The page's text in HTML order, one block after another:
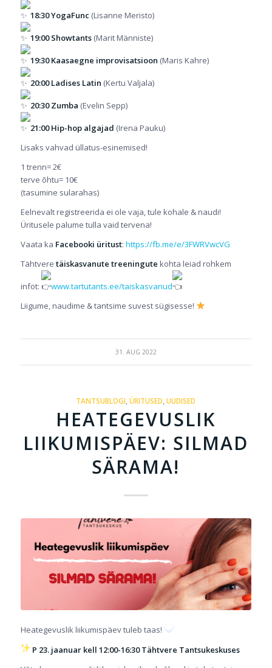
18:30 YogaFunc (Lisanne Meristo)
19:00 Showtants(Marit Männiste)
19:30 Kaasaegne improvisatsioon (Maris Kahre)
20:00 Ladises Latin (Kertu Valjala)
20:30 Zumba (Evelin Sepp)
21:00 Hip-hop algajad (Irena Pauku)
Lisaks vahvad üllatus-esinemised!
1 trenn= 2€
terve õhtu= 10€
(tasumine sularahas)
Eelnevalt registreerida ei ole vaja, tule kohale & naudi!
Üritusele palume tulla vaid tervena!
Vaata ka Facebooki üritust: https://fb.me/e/3FWRVwcVG
Tähtvere täiskasvanute treeningute kohta leiad rohkem
infot:
www.tartutants.ee/taiskasvanud
Liigume, naudime & tantsime suvest sügisesse!
31. AUG 2022
TANTSUBLOGI ,ÜRITUSED ,UUDISED
HEATEGEVUSLIK
LIIKUMISPÄEV: SILMAD
SÄRAMA!
Heategevuslik liikumispäev tuleb taas!
P 23. jaanuar kell 12:00-16:30 Tähtvere Tantsukeskuses